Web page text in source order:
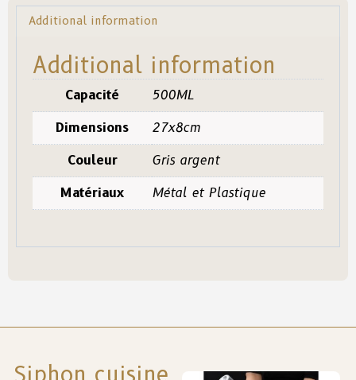
Additional information
Additional information
Capacité 500ML
Dimensions 27x8cm
Couleur Gris argent
Matériaux Métal et Plastique
Siphon cuisine